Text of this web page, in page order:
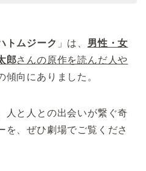
トムジーク 」は、 男性・女
郎さんの原作を読んだ人や
傾向にありました。
人と人との出会いが繋ぐ奇
を、ぜひ劇場でご覧くださ